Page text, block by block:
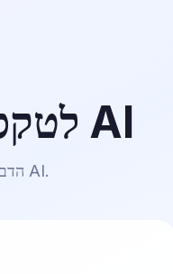
המרת YouTube לטקסט ותקציר AI
הדבק קשר לקבלת תמלילים מדויקים ותובנות מפתח תוך שניות עם AI.